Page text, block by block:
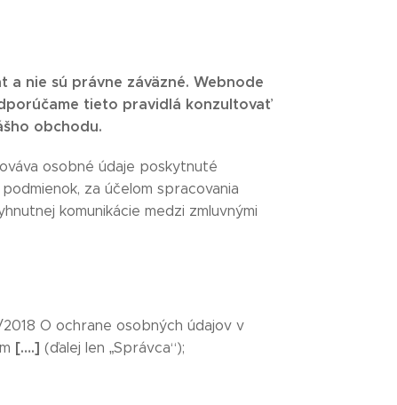
nie sú právne záväzné. Webnode
tieto pravidlá konzultovať
obchodu.
osobné údaje poskytnuté
za účelom spracovania
komunikácie medzi zmluvnými
O ochrane osobných údajov v
[….] (ďalej len „Správca“);